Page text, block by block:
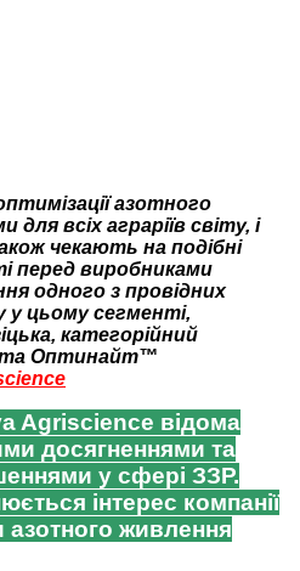
азотного
всіх аграріїв світу, і
чекають на подібні
перед виробниками
одного з провідних
у цьому сегменті,
категорійний
та Оптинайт™
Agriscience відома
досягненнями та
у сфері ЗЗР.
інтерес компанії
живлення